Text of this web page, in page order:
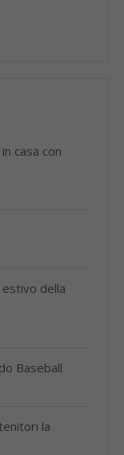
casa con
estivo della
Baseball
la